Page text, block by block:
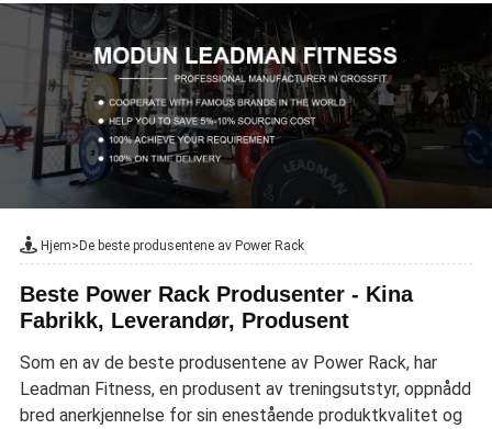
Hjem>De beste produsentene av Power Rack
Beste Power Rack Produsenter - Kina
Fabrikk, Leverandør, Produsent
Som en av de beste produsentene av Power Rack, har
Leadman Fitness, en produsent av treningsutstyr, oppnådd
bred anerkjennelse for sin enestående produktkvalitet og